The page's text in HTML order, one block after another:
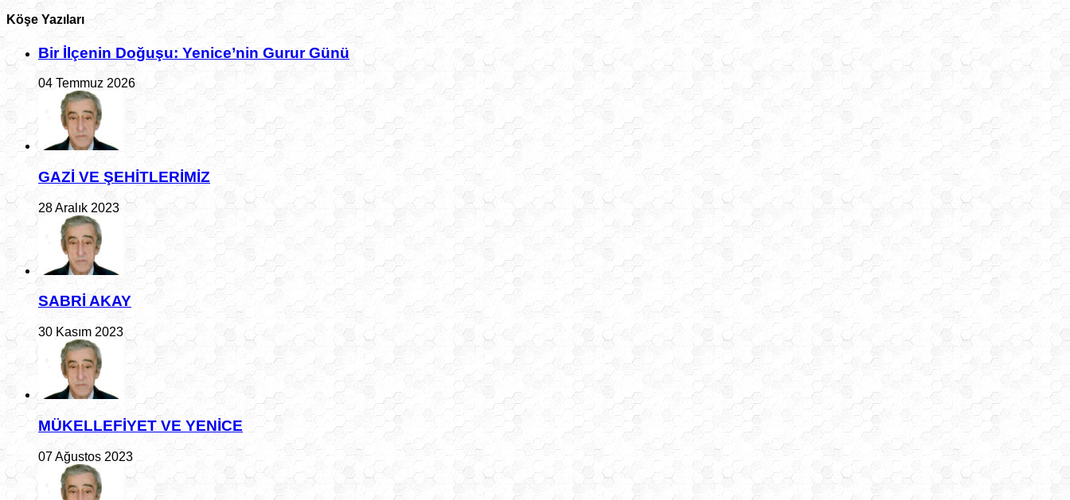
Köşe Yazıları
Bir İlçe­nin Do­ğu­şu: Ye­ni­ce’nin Gurur Günü
04 Temmuz 2026
GAZİ VE ŞEHİTLERİMİZ
28 Aralık 2023
SABRİ AKAY
30 Kasım 2023
MÜKELLEFİYET VE YENİCE
07 Ağustos 2023